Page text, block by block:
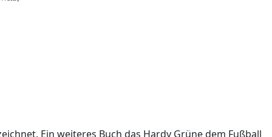
Ein weiteres Buch das Hardy Grüne dem Fußball